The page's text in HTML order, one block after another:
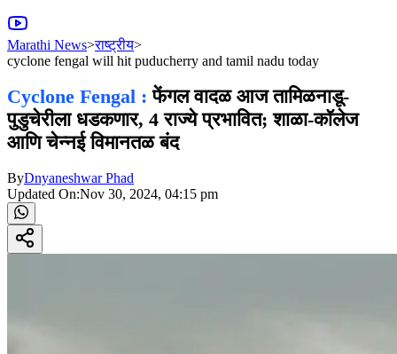
Marathi News>राष्ट्रीय>
cyclone fengal will hit puducherry and tamil nadu today
Cyclone Fengal : फेंगल वादळ आज तामिळनाडू-
पुडुचेरीला धडकणार, 4 राज्ये प्रभावित; शाळा-कॉलेज
आणि चेन्नई विमानतळ बंद
ByDnyaneshwar Phad
Updated On:Nov 30, 2024, 04:15 pm